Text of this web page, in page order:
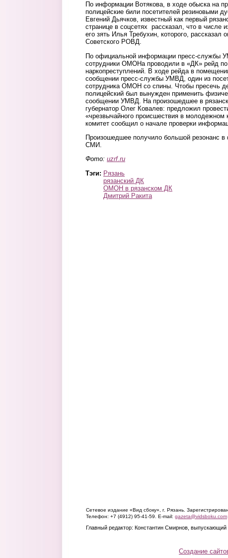
По информации Вотякова, в ходе обыска на
полицейские били посетителей резиновыми
Евгений Дьячков, известный как первый
странице в соцсетях рассказал, что в числе
его зять Илья Требухин, которого, рассказал
Советского РОВД.
По официальной информации пресс-службы
сотрудники ОМОНа проводили в «ДК» рейд
наркопреступлений. В ходе рейда в
сообщении пресс-службы УМВД, один из
сотрудника ОМОН со спины. Чтобы пресечь
полицейский был вынужден применить
сообщении УМВД. На произошедшее в
губернатор Олег Ковалев: предложил
«чрезвычайного происшествия в
комитет сообщил о начале проверки
Произошедшее получило большой резонанс
СМИ.
Фото: uzrf.ru
Тэги: Рязань
рязанский ДК
ОМОН в рязанском ДК
Дмитрий Ракита
Сетевое издание «Вид сбоку», г. Рязань.
Телефон: +7 (4912) 95-41-59. E-mail: gazeta@vidsboku.com
Главный редактор: Константин Смирнов,
Создание